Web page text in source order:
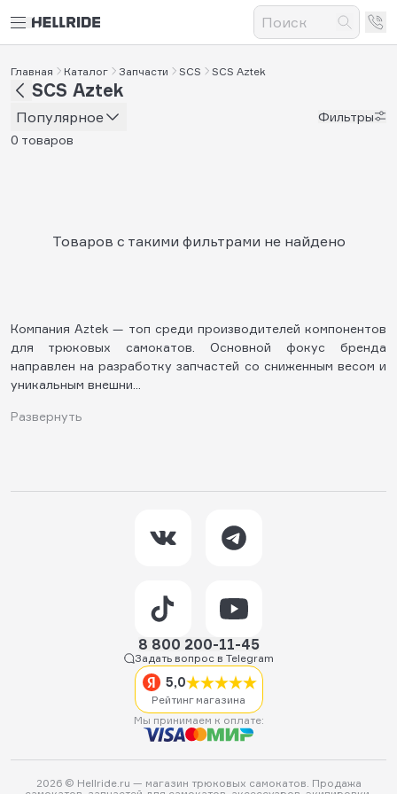
Главная Каталог Запчасти SCS SCS Aztek
SCS Aztek
Популярное
Фильтры
0 товаров
Товаров с такими фильтрами не найдено
Компания Aztek — топ среди производителей компонентов
для трюковых самокатов. Основной фокус бренда
направлен на разработку запчастей со сниженным весом и
уникальным внешни...
Развернуть
8 800 200-11-45
Задать вопрос в Telegram
5,0
Рейтинг магазина
Мы принимаем к оплате:
2026 © Hellride.ru — магазин трюковых самокатов. Продажа